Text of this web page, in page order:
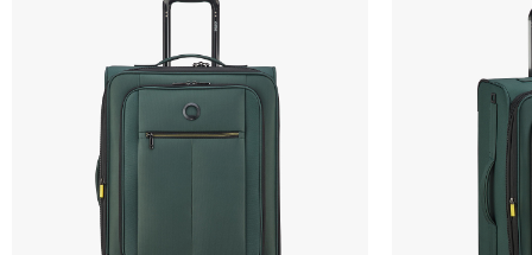
Чемодан 4-х колесный DELSEY DITA 00342181103M9